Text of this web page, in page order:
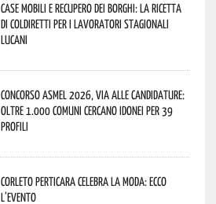
Case mobili e recupero dei borghi: la ricetta
di Coldiretti per i lavoratori stagionali
lucani
Concorso Asmel 2026, via alle candidature:
oltre 1.000 Comuni cercano idonei per 39
profili
Corleto Perticara celebra la moda: ecco
l’evento